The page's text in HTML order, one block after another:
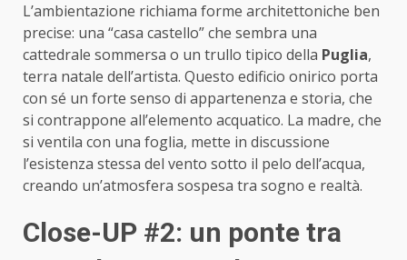
L’ambientazione richiama forme architettoniche ben
precise: una “casa castello” che sembra una
cattedrale sommersa o un trullo tipico della Puglia,
terra natale dell’artista. Questo edificio onirico porta
con sé un forte senso di appartenenza e storia, che
si contrappone all’elemento acquatico. La madre, che
si ventila con una foglia, mette in discussione
l’esistenza stessa del vento sotto il pelo dell’acqua,
creando un’atmosfera sospesa tra sogno e realtà.
Close-UP #2: un ponte tra